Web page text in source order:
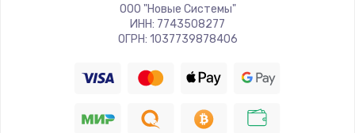
Замена ТЭНа
2500 руб.
1400 руб.
ООО "Новые Системы"
ИНН: 7743508277
ОГРН: 1037739878406